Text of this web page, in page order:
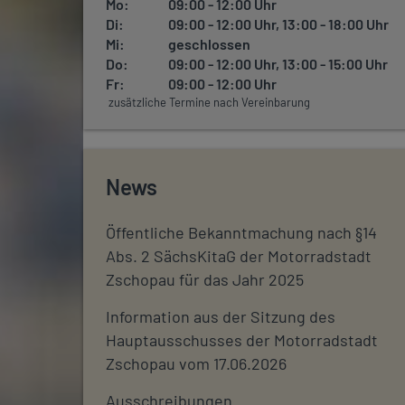
Mo:
09:00 - 12:00 Uhr
Di:
09:00 - 12:00 Uhr, 13:00 - 18:00 Uhr
Mi:
geschlossen
Do:
09:00 - 12:00 Uhr, 13:00 - 15:00 Uhr
Fr:
09:00 - 12:00 Uhr
zusätzliche Termine nach Vereinbarung
News
Öffentliche Bekanntmachung nach §14
Abs. 2 SächsKitaG der Motorradstadt
Zschopau für das Jahr 2025
Information aus der Sitzung des
Hauptausschusses der Motorradstadt
Zschopau vom 17.06.2026
Ausschreibungen